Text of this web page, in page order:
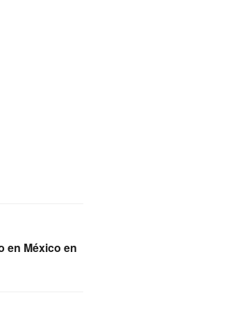
en México en